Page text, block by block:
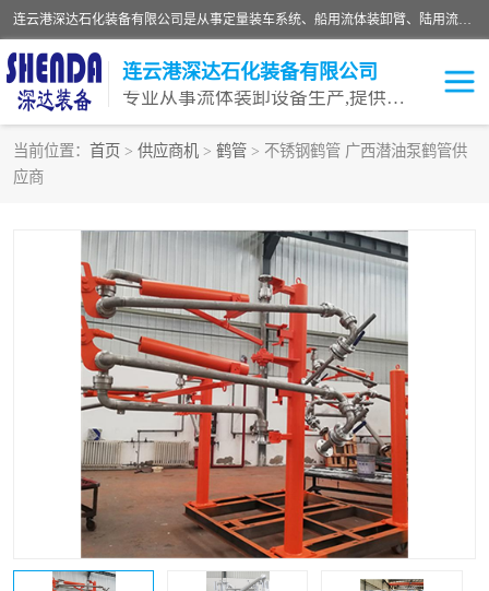
连云港深达石化装备有限公司是从事定量装车系统、船用流体装卸臂、陆用流体装卸臂（鹤管）、活动梯、钢构平台等全系列流体装卸设备的设计、制造、销售以及服务的专业供应商。公司始终以客户为中心，密切跟踪国内外油气储运及装卸设备先进技术的发展，以先进的技术、优质的产品、一流的服务，满足客户需求。
连云港深达石化装备有限公司
专业从事流体装卸设备生产,提供全面解决方案，生产与定制服务
当前位置： 首页 > 供应商机 > 鹤管 > 不锈钢鹤管 广西潜油泵鹤管供
应商
鹤管
卸车鹤管 LNG鹤管
液氨装鹤管 潜油泵鹤管
流体装卸臂 输油臂
撬装鹤管 汽车鹤管
火车鹤管